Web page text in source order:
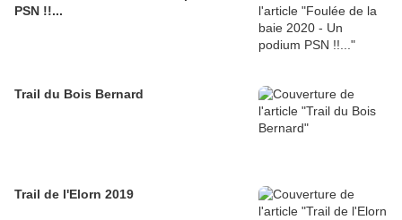
PSN !!...
Trail du Bois Bernard
Trail de l'Elorn 2019